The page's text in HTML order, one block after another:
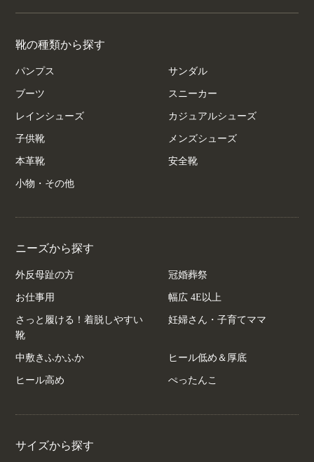
靴の種類から探す
パンプス サンダル
ブーツ スニーカー
レインシューズ カジュアルシューズ
子供靴 メンズシューズ
本革靴 安全靴
小物・その他
ニーズから探す
外反母趾の方 冠婚葬祭
お仕事用 幅広 4E以上
さっと履ける！着脱しやすい
靴
妊婦さん・子育てママ
中敷きふかふか ヒール低め＆厚底
ヒール高め ぺったんこ
サイズから探す